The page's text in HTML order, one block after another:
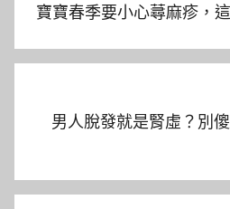
覽
寶寶春季要小心蕁麻疹，
男人脫發就是腎虛？別